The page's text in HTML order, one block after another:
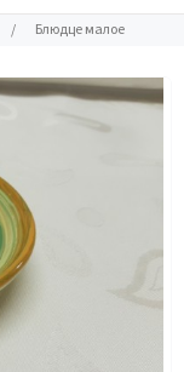
/ Блюдце малое